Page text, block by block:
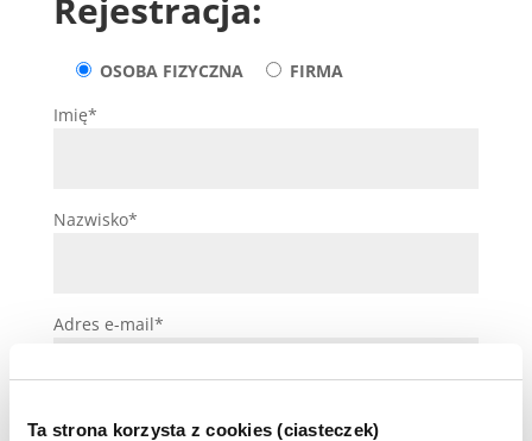
Ta strona korzysta z cookies (ciasteczek)
Rejestracja:
OSOBA FIZYCZNA
FIRMA
Imię*
Nazwisko*
Adres e-mail*
Telefon*